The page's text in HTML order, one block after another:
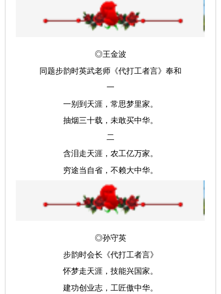
◎王金波
同题步韵时英武老师《代打工者言》奉和
一
一别到天涯，常思梦里家。
抽烟三十载，未敢买中华。
二
含泪走天涯，农工亿万家。
穷途当自省，不赖大中华。
◎孙守英
步韵时会长《代打工者言》
怀梦走天涯，技能兴国家。
建功创业志，工匠傲中华。